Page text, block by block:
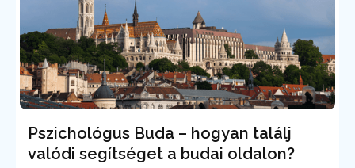
Pszichológus Buda – hogyan találj
valódi segítséget a budai oldalon?